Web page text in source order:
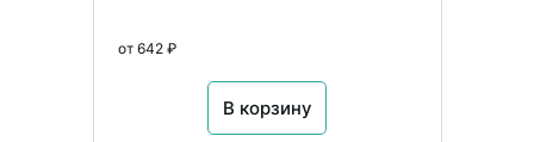
от 642 ₽
В корзину